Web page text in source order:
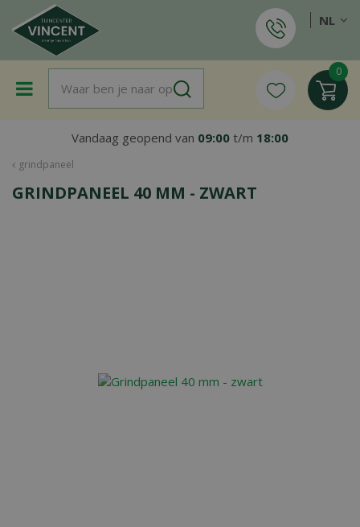
a
grindpaneel
Vandaag geopend van 09:00 t/m 18:00
NL
GRINDPANEEL 40 MM - ZWART